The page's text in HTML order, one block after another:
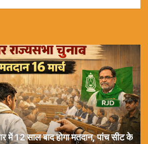
में 12 साल बाद होगा मतदान, पांच सीट के